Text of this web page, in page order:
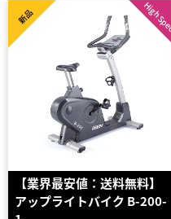
【業界最安値：送料無料】
アップライトバイク B-200-
High Spec
新品